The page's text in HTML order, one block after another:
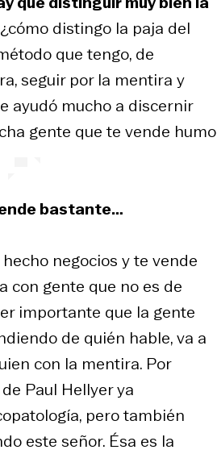
¿cómo distingo la paja del
que tengo, de
seguir por la mentira y
ayudó mucho a discernir
gente que te vende humo
bastante…
negocios y te vende
con gente que no es de
importante que la gente
de quién hable, va a
con la mentira. Por
Paul Hellyer ya
pero también
este señor. Ésa es la